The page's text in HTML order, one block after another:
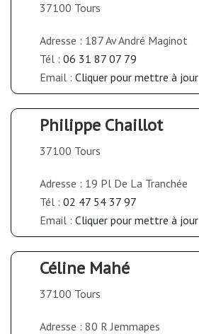
37100 Tours
Adresse : 187 Av André Maginot
Tél : 06 31 87 07 79
Email : Cliquer pour mettre à jour
Philippe Chaillot
37100 Tours
Adresse : 19 Pl De La Tranchée
Tél : 02 47 54 37 97
Email : Cliquer pour mettre à jour
Céline Mahé
37100 Tours
Adresse : 80 R Jemmapes